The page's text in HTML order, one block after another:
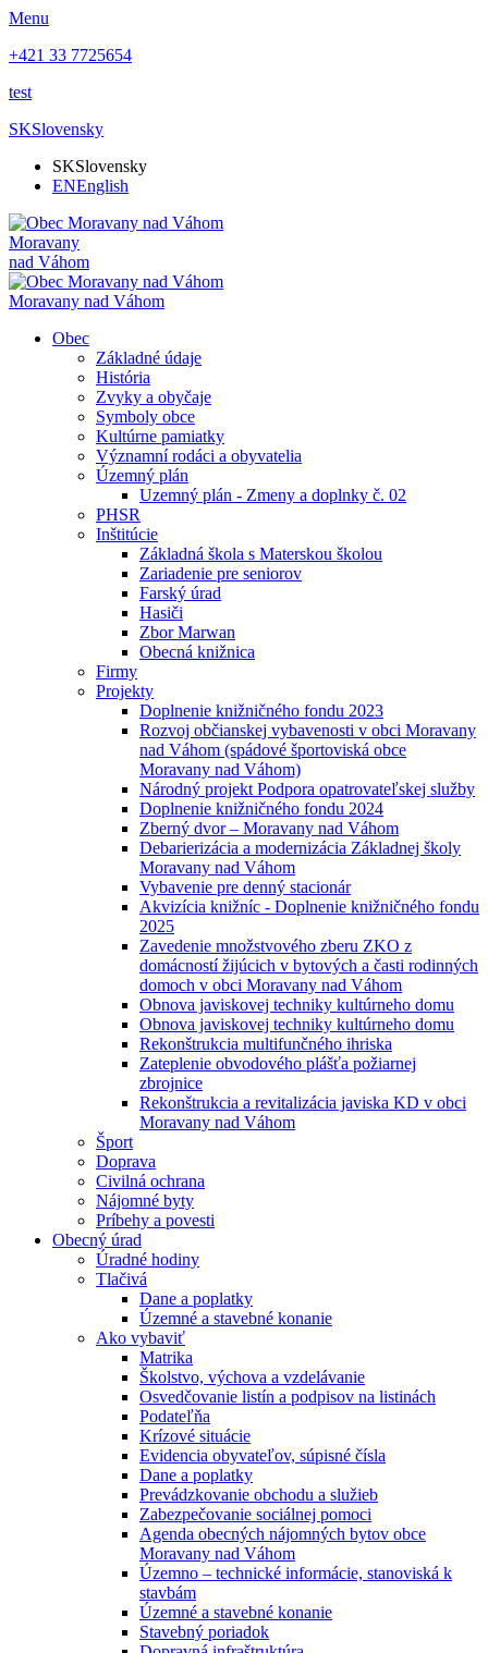
Menu
+421 33 7725654
test
SKSlovensky
SKSlovensky
ENEnglish
Moravany
nad Váhom
Moravany nad Váhom
Obec
Základné údaje
História
Zvyky a obyčaje
Symboly obce
Kultúrne pamiatky
Významní rodáci a obyvatelia
Územný plán
Uzemný plán - Zmeny a doplnky č. 02
PHSR
Inštitúcie
Základná škola s Materskou školou
Zariadenie pre seniorov
Farský úrad
Hasiči
Zbor Marwan
Obecná knižnica
Firmy
Projekty
Doplnenie knižničného fondu 2023
Rozvoj občianskej vybavenosti v obci Moravany
nad Váhom (spádové športoviská obce
Moravany nad Váhom)
Národný projekt Podpora opatrovateľskej služby
Doplnenie knižničného fondu 2024
Zberný dvor – Moravany nad Váhom
Debarierizácia a modernizácia Základnej školy
Moravany nad Váhom
Vybavenie pre denný stacionár
Akvizícia knižníc - Doplnenie knižničného fondu
2025
Zavedenie množstvového zberu ZKO z
domácností žijúcich v bytových a časti rodinných
domoch v obci Moravany nad Váhom
Obnova javiskovej techniky kultúrneho domu
Obnova javiskovej techniky kultúrneho domu
Rekonštrukcia multifunčného ihriska
Zateplenie obvodového plášťa požiarnej
zbrojnice
Rekonštrukcia a revitalizácia javiska KD v obci
Moravany nad Váhom
Šport
Doprava
Civilná ochrana
Nájomné byty
Príbehy a povesti
Obecný úrad
Úradné hodiny
Tlačivá
Dane a poplatky
Územné a stavebné konanie
Ako vybaviť
Matrika
Školstvo, výchova a vzdelávanie
Osvedčovanie listín a podpisov na listinách
Podateľňa
Krízové situácie
Evidencia obyvateľov, súpisné čísla
Dane a poplatky
Prevádzkovanie obchodu a služieb
Zabezpečovanie sociálnej pomoci
Agenda obecných nájomných bytov obce
Moravany nad Váhom
Územno – technické informácie, stanoviská k
stavbám
Územné a stavebné konanie
Stavebný poriadok